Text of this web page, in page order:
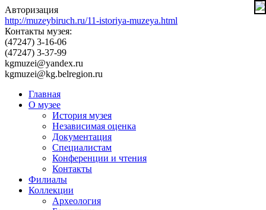
Авторизация
http://muzeybiruch.ru/11-istoriya-muzeya.html
Контакты музея:
(47247) 3-16-06
(47247) 3-37-99
kgmuzei@yandex.ru
kgmuzei@kg.belregion.ru
Главная
О музее
История музея
Независимая оценка
Документация
Специалистам
Конференции и чтения
Контакты
Филиалы
Коллекции
Археология